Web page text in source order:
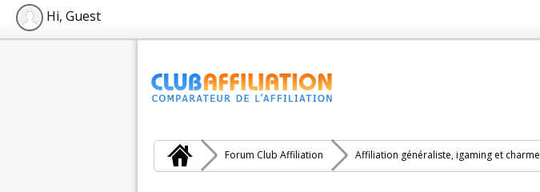
Hi, Guest
Forum Club Affiliation Affiliation généraliste, igaming et charme